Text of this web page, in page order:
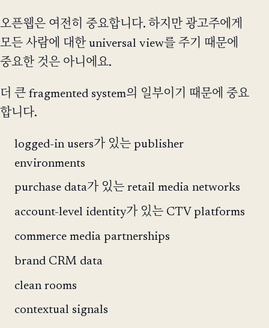
오픈웹은 여전히 중요합니다. 하지만 광고주에게
모든 사람에 대한 universal view를 주기 때문에
중요한 것은 아니에요.
더 큰 fragmented system의 일부이기 때문에 중요
합니다.
logged-in users가 있는 publisher
environments
purchase data가 있는 retail media networks
account-level identity가 있는 CTV platforms
commerce media partnerships
brand CRM data
clean rooms
contextual signals